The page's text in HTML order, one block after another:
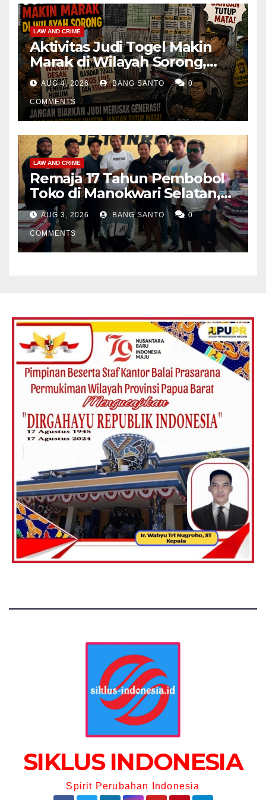
LAW AND CRIME
Aktivitas Judi Togel Makin
Marak di Wilayah Sorong,
Warga Desak Aparat Segera
Tangkap Bandar Luis dan
Kroninya
AUG 4, 2026 BANG SANTO 0
COMMENTS
LAW AND CRIME
Remaja 17 Tahun Pembobol
Toko di Manokwari Selatan,
Akhirnya Diamankan Tim
Jatanras Polda Papua Barat
AUG 3, 2026 BANG SANTO 0
COMMENTS
SIKLUS INDONESIA
Spirit Perubahan Indonesia